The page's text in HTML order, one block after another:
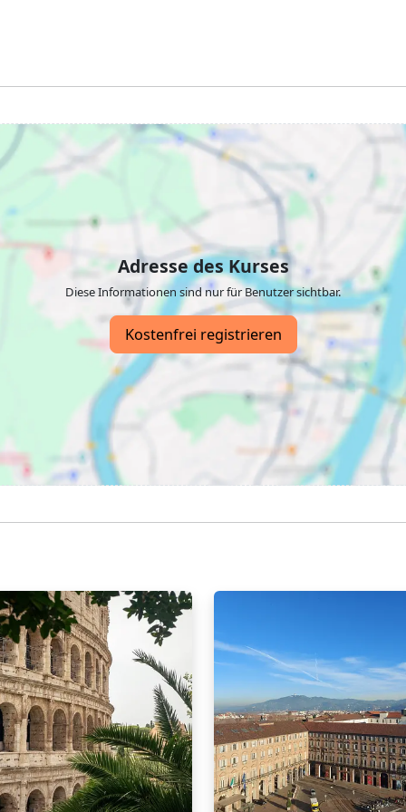
Adresse des Kurses
Diese Informationen sind nur für Benutzer sichtbar.
Kostenfrei registrieren